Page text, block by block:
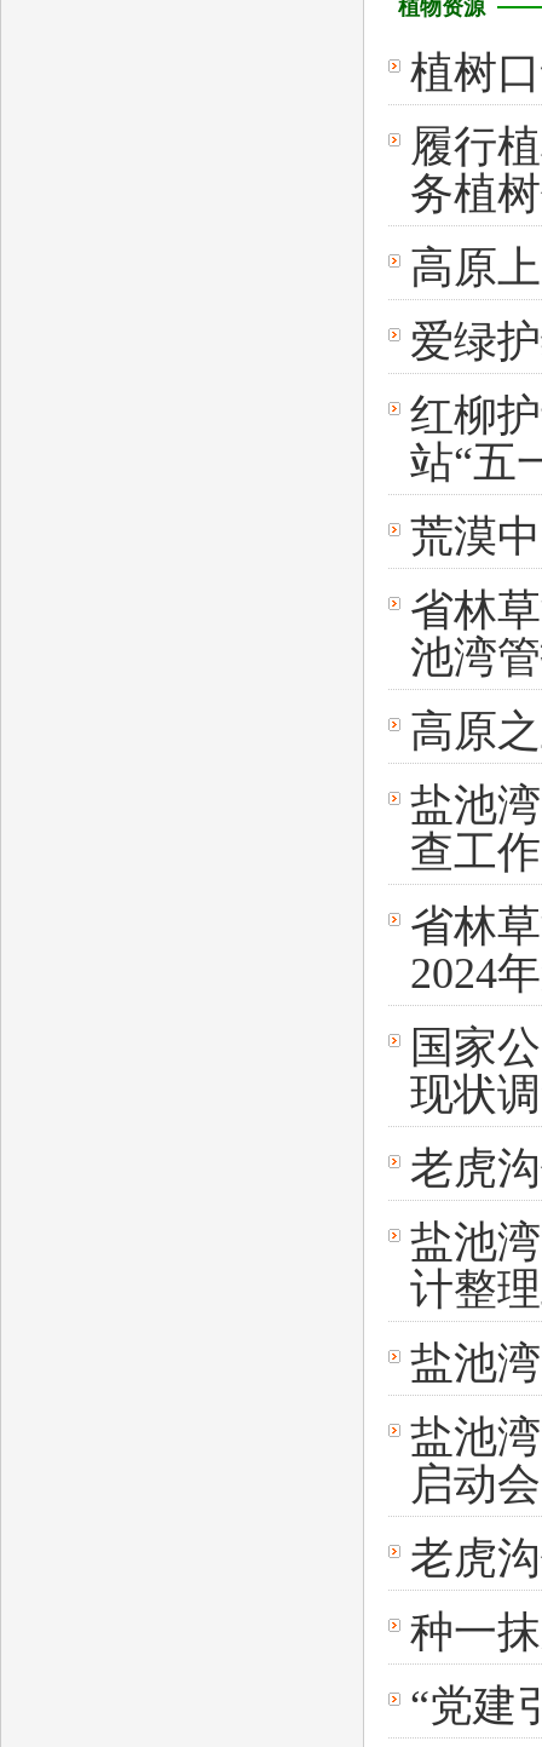
植物资源
植树
履行
务植
高原
爱绿
红柳
站“五
荒漠
省林
池湾
高原
盐池
查工作
省林
2024
国家
现状
老虎
盐池
计整
盐池
盐池
启动
老虎
种一
“党建